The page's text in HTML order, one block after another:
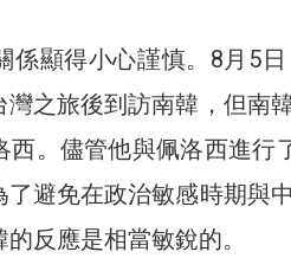
係顯得小心謹慎。8月5
灣之旅後到訪南韓，但南
西。儘管他與佩洛西進行
了避免在政治敏感時期與
反應是相當敏銳的。